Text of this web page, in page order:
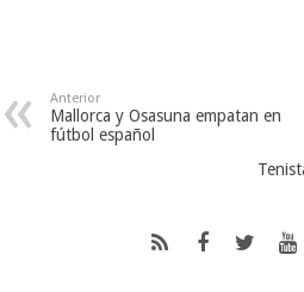
Anterior
Mallorca y Osasuna empatan en
fútbol español